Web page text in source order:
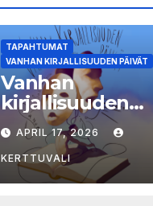
TAPAHTUMAT
VANHAN KIRJALLISUUDEN PÄIVÄT
Vanhan
kirjallisuuden
päivien
julkistettu
APRIL 17, 2026
KERTTUVALI